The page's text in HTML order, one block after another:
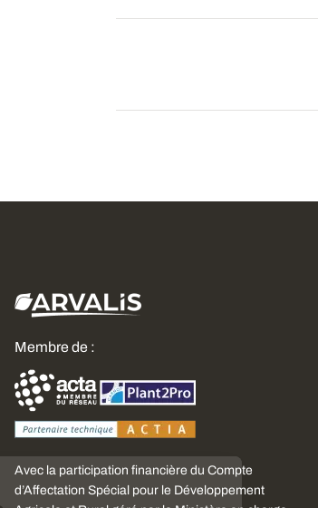
Choisissez
Membre de :
Avec la participation financière du Compte
d’Affectation Spécial pour le Développement